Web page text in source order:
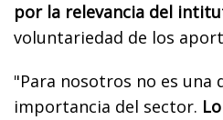
por la relevancia del
voluntariedad de los
"Para nosotros no es una
importancia del sector.